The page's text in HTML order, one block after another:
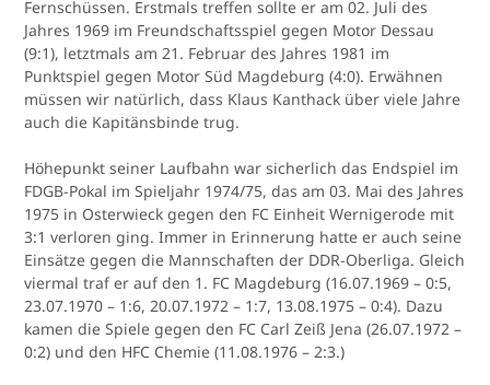
Fernschüssen. Erstmals treffen sollte er am 02. Juli des
Jahres 1969 im Freundschaftsspiel gegen Motor Dessau
(9:1), letztmals am 21. Februar des Jahres 1981 im
Punktspiel gegen Motor Süd Magdeburg (4:0). Erwähnen
müssen wir natürlich, dass Klaus Kanthack über viele Jahre
auch die Kapitänsbinde trug.
Höhepunkt seiner Laufbahn war sicherlich das Endspiel im
FDGB-Pokal im Spieljahr 1974/75, das am 03. Mai des Jahres
1975 in Osterwieck gegen den FC Einheit Wernigerode mit
3:1 verloren ging. Immer in Erinnerung hatte er auch seine
Einsätze gegen die Mannschaften der DDR-Oberliga. Gleich
viermal traf er auf den 1. FC Magdeburg (16.07.1969 – 0:5,
23.07.1970 – 1:6, 20.07.1972 – 1:7, 13.08.1975 – 0:4). Dazu
kamen die Spiele gegen den FC Carl Zeiß Jena (26.07.1972 –
0:2) und den HFC Chemie (11.08.1976 – 2:3.)